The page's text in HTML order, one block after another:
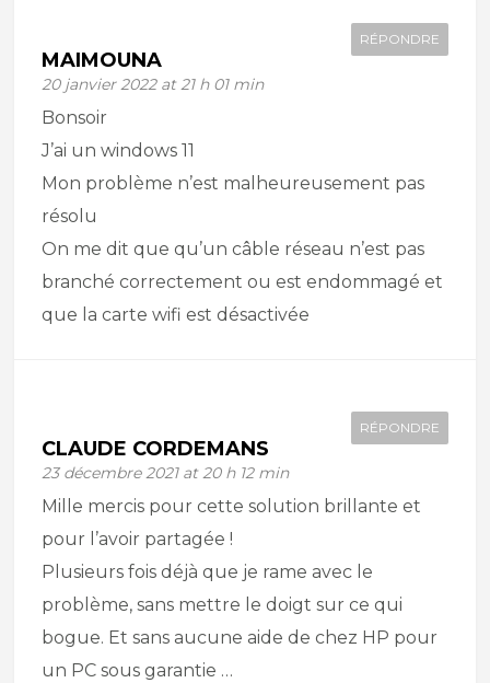
MAIMOUNA
20 janvier 2022 at 21 h 01 min
RÉPONDRE
Bonsoir
J’ai un windows 11
Mon problème n’est malheureusement pas
résolu
On me dit que qu’un câble réseau n’est pas
branché correctement ou est endommagé et
que la carte wifi est désactivée
CLAUDE CORDEMANS
23 décembre 2021 at 20 h 12 min
RÉPONDRE
Mille mercis pour cette solution brillante et
pour l’avoir partagée !
Plusieurs fois déjà que je rame avec le
problème, sans mettre le doigt sur ce qui
bogue. Et sans aucune aide de chez HP pour
un PC sous garantie …